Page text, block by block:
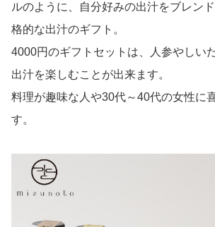
ルのように、自分好みの出汁をブレン
格的な出汁のギフト。
4000円のギフトセットは、人参やしい
出汁を楽しむことが出来ます。
料理が趣味な人や30代～40代の女性に
す。